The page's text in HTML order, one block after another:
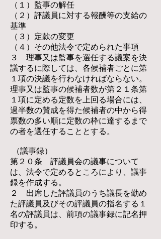
（１）監事の解任
（２）評議員に対する報酬等の支給の
基準
（３）定款の変更
（４）その他法令で定められた事項
３ 理事又は監事を選任する議案を決
議するに際しては、各候補者ごとに第
１項の決議を行わなければならない。
理事又は監事の候補者数が第２１条第
１項に定める定数を上回る場合には、
過半数の賛成を得た候補者の中から得
票数の多い順に定数の枠に達するまで
の者を選任することとする。
（議事録）
第２０条 評議員会の議事について
は、法令で定めるところにより、議事
録を作成する。
２ 出席した評議員のうち議長を勤め
た評議員及びその評議員の指名する１
名の評議員は、前項の議事録に記名押
印する。